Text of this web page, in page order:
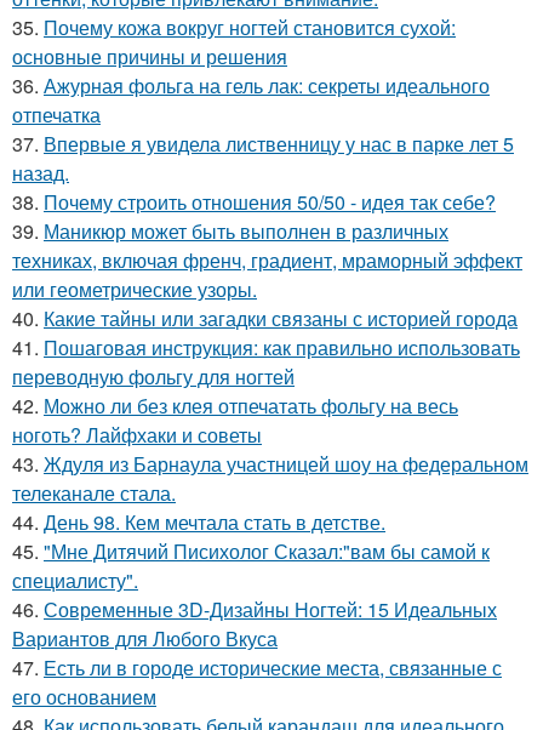
35. Почему кожа вокруг ногтей становится сухой:
основные причины и решения
36. Ажурная фольга на гель лак: секреты идеального
отпечатка
37. Впервые я увидела лиственницу у нас в парке лет 5
назад.
38. Почему строить отношения 50/50 - идея так себе?
39. Маникюр может быть выполнен в различных
техниках, включая френч, градиент, мраморный эффект
или геометрические узоры.
40. Какие тайны или загадки связаны с историей города
41. Пошаговая инструкция: как правильно использовать
переводную фольгу для ногтей
42. Можно ли без клея отпечатать фольгу на весь
ноготь? Лайфхаки и советы
43. Ждуля из Барнаула участницей шоу на федеральном
телеканале стала.
44. День 98. Кем мечтала стать в детстве.
45. "Мне Дитячий Писихолог Сказал:"вам бы самой к
специалисту".
46. Современные 3D-Дизайны Ногтей: 15 Идеальных
Вариантов для Любого Вкуса
47. Есть ли в городе исторические места, связанные с
его основанием